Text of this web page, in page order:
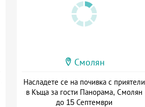
Смолян
Насладете се на почивка с приятели
в Къща за гости Панорама, Смолян
до 15 Септември